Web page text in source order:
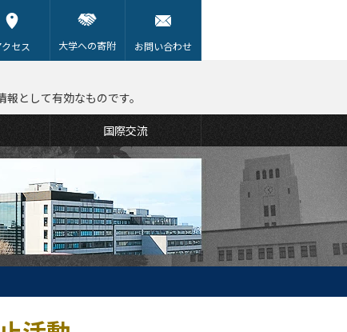
クセス 大学への寄附 お問い合わせ
国際交流
として有効なものです。